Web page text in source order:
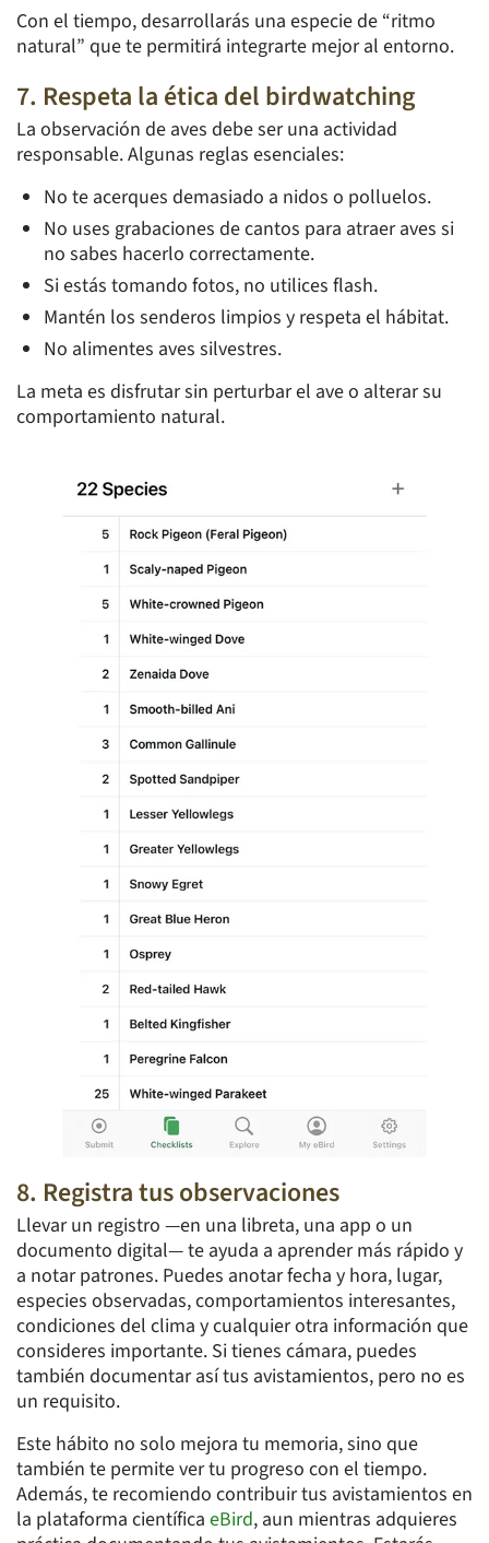
Con el tiempo, desarrollarás una especie de “ritmo
natural” que te permitirá integrarte mejor al entorno.
7. Respeta la ética del birdwatching
La observación de aves debe ser una actividad
responsable. Algunas reglas esenciales:
No te acerques demasiado a nidos o polluelos.
No uses grabaciones de cantos para atraer aves si
no sabes hacerlo correctamente.
Si estás tomando fotos, no utilices flash.
Mantén los senderos limpios y respeta el hábitat.
No alimentes aves silvestres.
La meta es disfrutar sin perturbar el ave o alterar su
comportamiento natural.
8. Registra tus observaciones
Llevar un registro —en una libreta, una app o un
documento digital— te ayuda a aprender más rápido y
a notar patrones. Puedes anotar fecha y hora, lugar,
especies observadas, comportamientos interesantes,
condiciones del clima y cualquier otra información que
consideres importante. Si tienes cámara, puedes
también documentar así tus avistamientos, pero no es
un requisito.
Este hábito no solo mejora tu memoria, sino que
también te permite ver tu progreso con el tiempo.
Además, te recomiendo contribuir tus avistamientos en
la plataforma científica eBird, aun mientras adquieres